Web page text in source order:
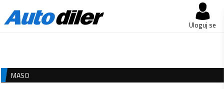
Uloguj se
MASO